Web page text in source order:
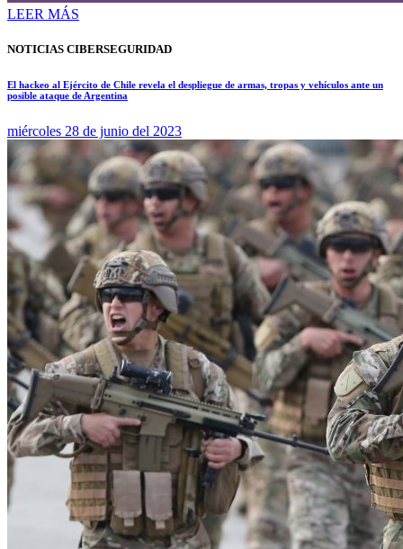
LEER MÁS
NOTICIAS CIBERSEGURIDAD
El hackeo al Ejército de Chile revela el despliegue de armas, tropas y vehículos ante un
posible ataque de Argentina
miércoles 28 de junio del 2023